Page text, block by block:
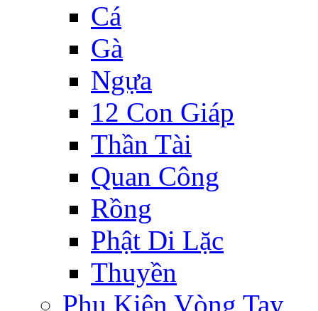
Cá
Gà
Ngựa
12 Con Giáp
Thần Tài
Quan Công
Rồng
Phật Di Lặc
Thuyền
Phụ Kiện Vòng Tay